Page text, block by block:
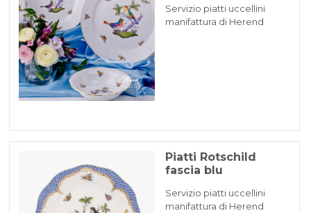
Servizio piatti uccellini
manifattura di Herend
Piatti Rotschild
fascia blu
Servizio piatti uccellini
manifattura di Herend